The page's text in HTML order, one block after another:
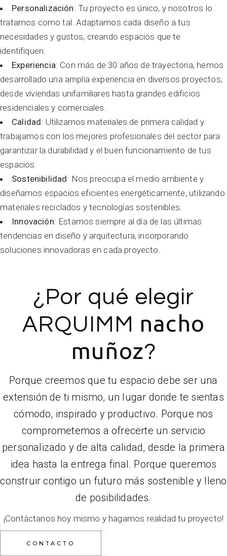
Personalización: Tu proyecto es único, y nosotros lo
tratamos como tal. Adaptamos cada diseño a tus
necesidades y gustos, creando espacios que te
identifiquen.
Experiencia: Con más de 30 años de trayectoria, hemos
desarrollado una amplia experiencia en diversos proyectos,
desde viviendas unifamiliares hasta grandes edificios
residenciales y comerciales.
Calidad: Utilizamos materiales de primera calidad y
trabajamos con los mejores profesionales del sector para
garantizar la durabilidad y el buen funcionamiento de tus
espacios.
Sostenibilidad: Nos preocupa el medio ambiente y
diseñamos espacios eficientes energéticamente, utilizando
materiales reciclados y tecnologías sostenibles.
Innovación: Estamos siempre al día de las últimas
tendencias en diseño y arquitectura, incorporando
soluciones innovadoras en cada proyecto.
¿Por qué elegir
ARQUIMM nacho
muñoz?
Porque creemos que tu espacio debe ser una
extensión de ti mismo, un lugar donde te sientas
cómodo, inspirado y productivo. Porque nos
comprometemos a ofrecerte un servicio
personalizado y de alta calidad, desde la primera
idea hasta la entrega final. Porque queremos
construir contigo un futuro más sostenible y lleno
de posibilidades.
¡Contáctanos hoy mismo y hagamos realidad tu proyecto!
CONTACTO